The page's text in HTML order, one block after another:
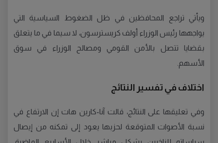
ويأتي تراجع المحافظين في ظل الضغوط السياسية التي
يواجهها رئيس الوزراء أولف كريسترسون، لا سيما في ما يتعلق
بقضايا تتصل بالأمن القومي ومصالح الوزراء في سوق
الأسهم.
اختلاف في تفسير النتائج
وفي تعليقها على النتائج، قالت آنا-كارين هات إن الارتفاع في
نسبة الأصوات المتوقعة لحزبها يعود إلى تمكنه من إيصال